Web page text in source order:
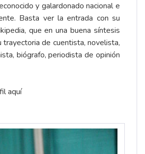
y galardonado nacional e
Basta ver la entrada con su
que en una buena síntesis
de cuentista, novelista,
biógrafo, periodista de opinión
aquí